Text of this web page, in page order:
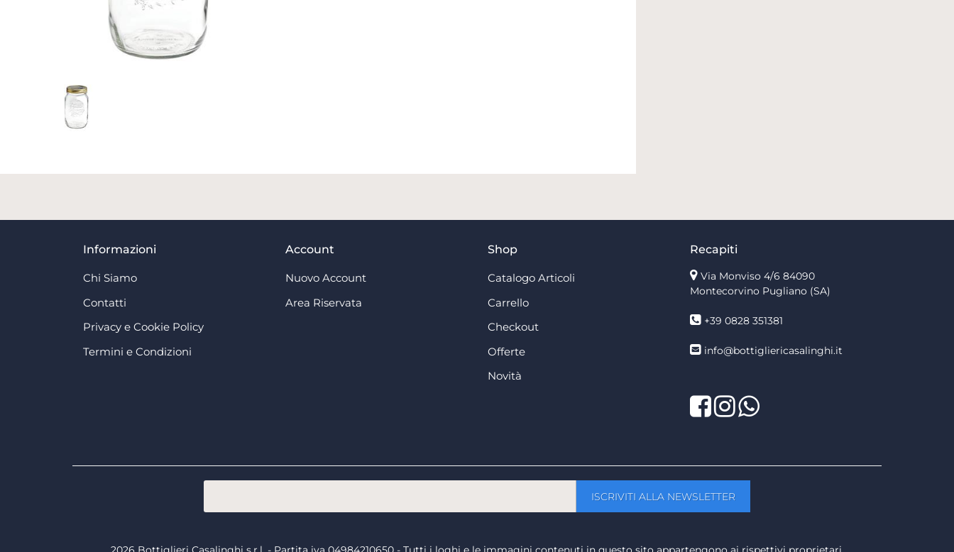
Informazioni
Chi Siamo
Contatti
Privacy e Cookie Policy
Termini e Condizioni
Account
Nuovo Account
Area Riservata
Shop
Catalogo Articoli
Carrello
Checkout
Offerte
Novità
Recapiti
Via Monviso 4/6 84090
Montecorvino Pugliano (SA)
+39 0828 351381
info@bottigliericasalinghi.it
Facebook
TwitterLinkedIn